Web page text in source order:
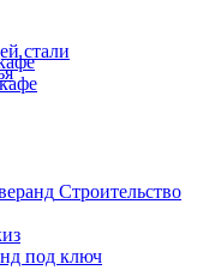
Строительство
под ключ
стали